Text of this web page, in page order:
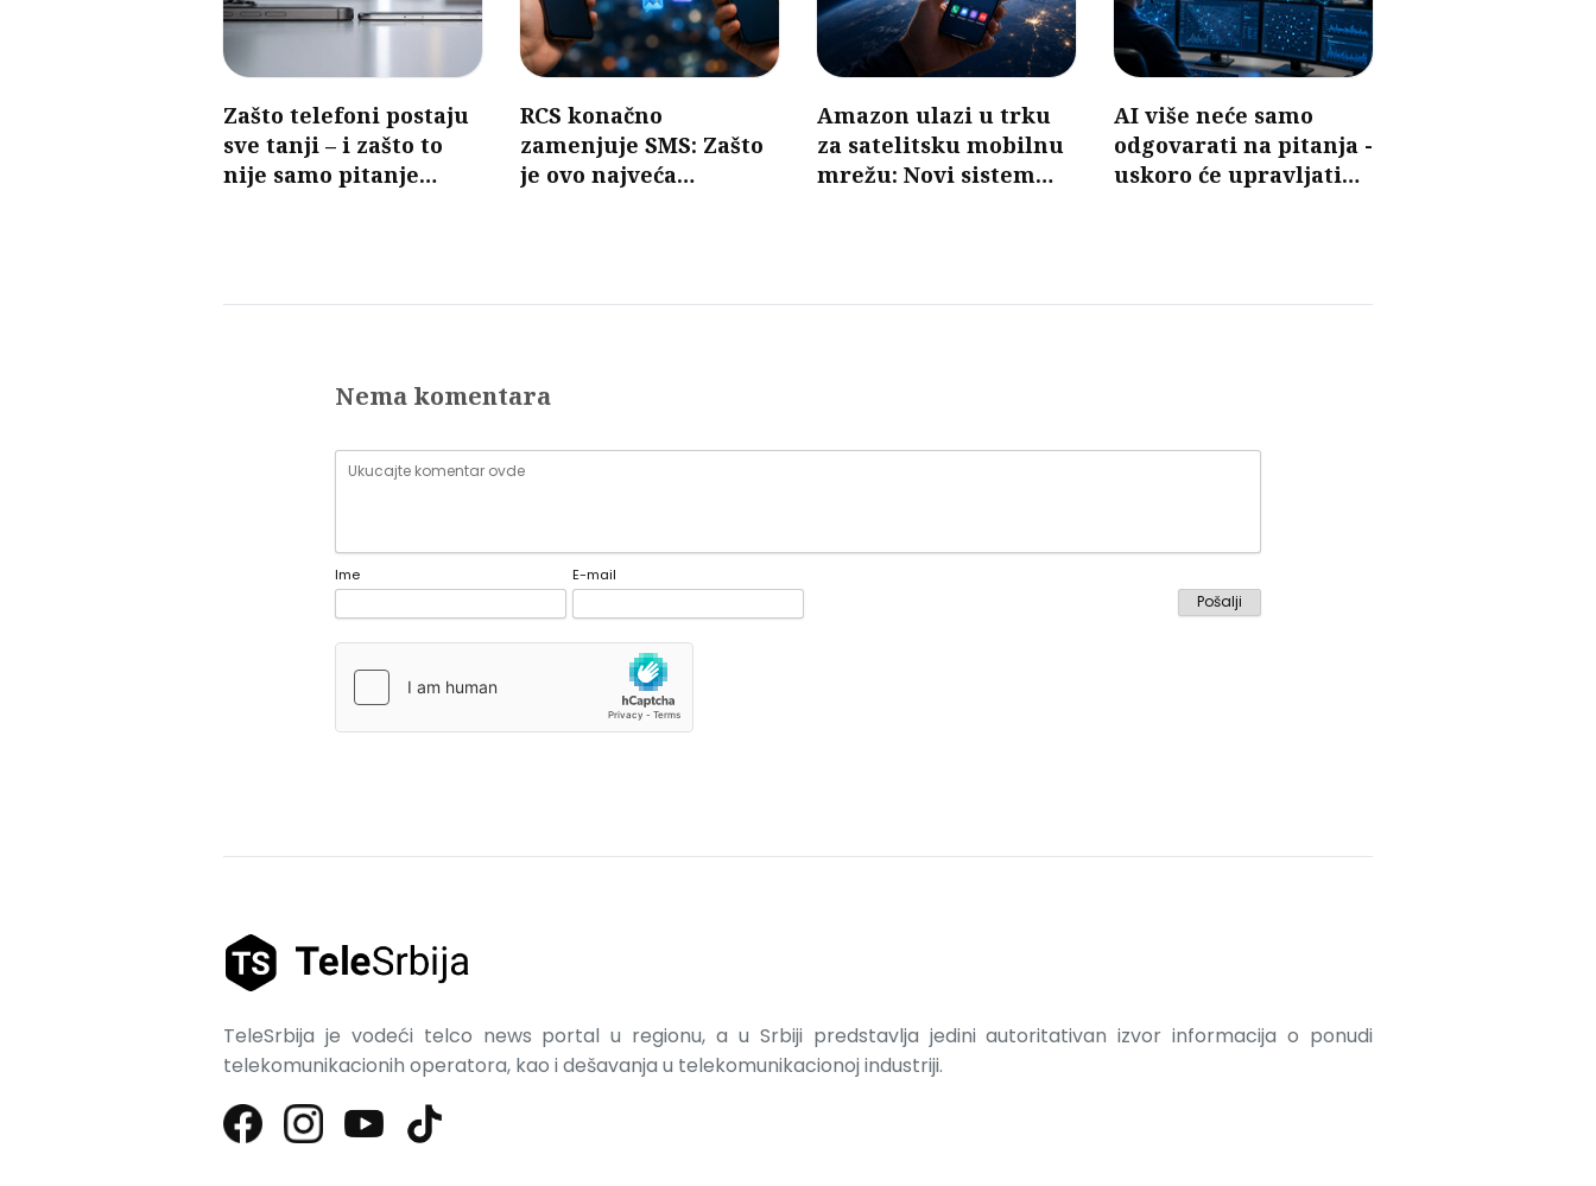
Zašto telefoni postaju
sve tanji – i zašto to
nije samo pitanje
RCS konačno
zamenjuje SMS: Zašto
je ovo najveća
Amazon ulazi u trku
za satelitsku mobilnu
mrežu: Novi sistem
AI više neće samo
odgovarati na pitanja -
uskoro će upravljati
Nema komentara
Ime E-mail
TeleSrbija je vodeći telco news portal u regionu, a u Srbiji predstavlja jedini autoritativan izvor informacija o ponudi
telekomunikacionih operatora, kao i dešavanja u telekomunikacionoj industriji.